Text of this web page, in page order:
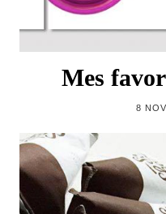
Mes
8